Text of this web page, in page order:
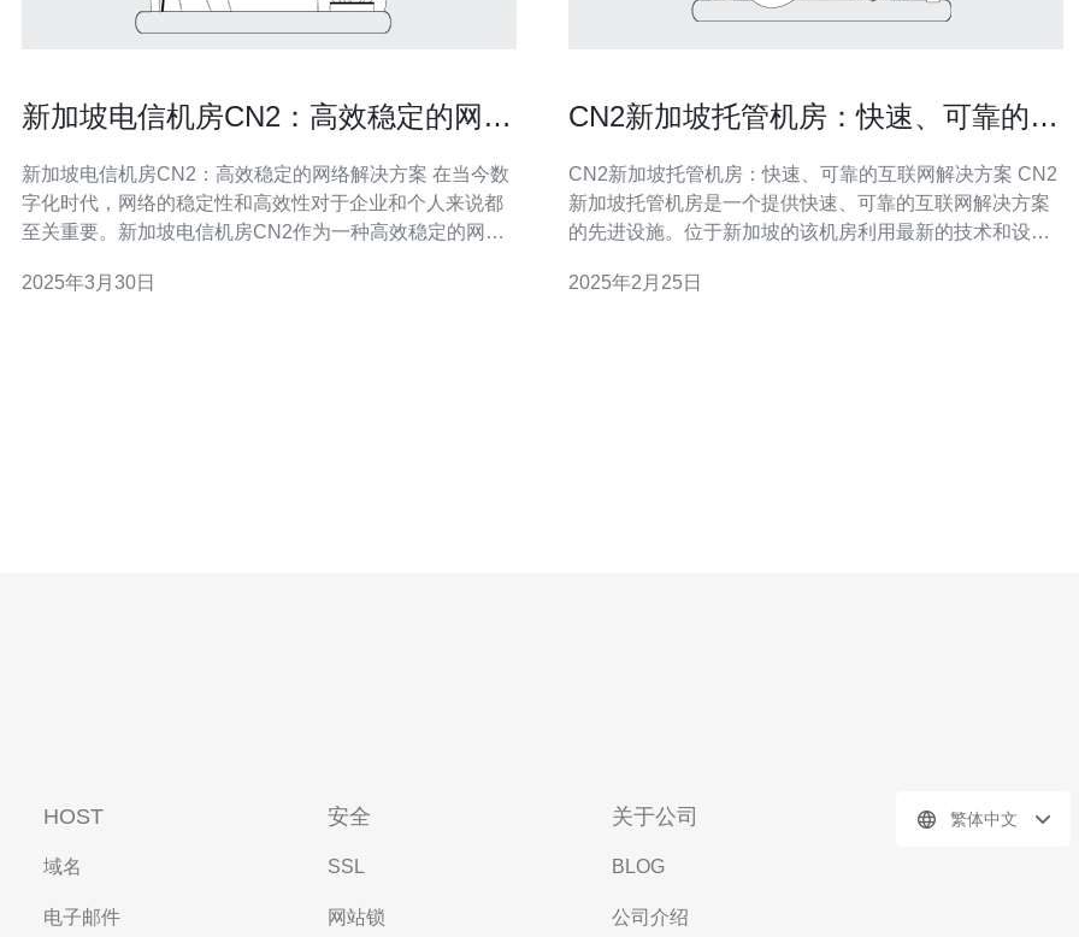
新加坡电信机房CN2：高效稳定的网络
新加坡电信机房CN2：高效稳定的网络解决方案 在当今数
字化时代，网络的稳定性和高效性对于企业和个人来说都
至关重要。新加坡电信机房CN2作为一种高效稳定的网络
加坡电信机房CN2的特点和优势，并探讨其在网络行业中
2025年3月30日
CN2新加坡托管机房：快速、可靠的互
CN2新加坡托管机房：快速、可靠的互联网解决方案 CN2
新加坡托管机房是一个提供快速、可靠的互联网解决方案
的先进设施。位于新加坡的该机房利用最新的技术和设
无论您是个人用户、中小企业还是大型企业，CN2新加坡
2025年2月25日
HOST
域名
电子邮件
安全
SSL
网站锁
关于公司
BLOG
公司介绍
繁体中文